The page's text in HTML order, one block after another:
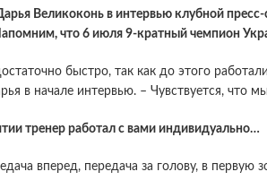
Великоконь в интервью клубной
что 6 июля 9-кратный чемпион
быстро, так как до этого
в начале интервью. – Чувствуется, что
тренер работал с вами индивидуально…
вперед, передача за голову, в первую